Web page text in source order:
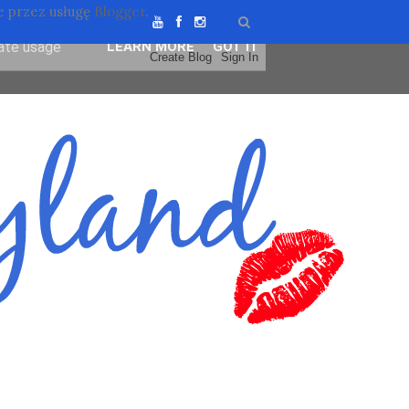
przez usługę Blogger.
agent
usage
LEARN MORE GOT IT